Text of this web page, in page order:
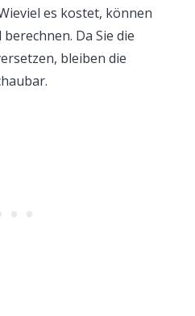
es kostet, können
Da Sie die
bleiben die